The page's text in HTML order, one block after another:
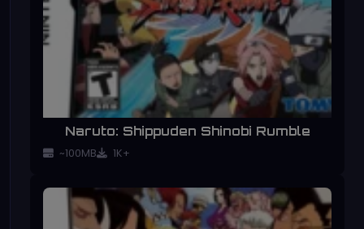
Naruto: Shippuden Shinobi Rumble
~100MB 1K+